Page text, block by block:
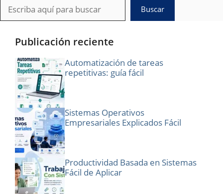
Buscar
Buscar
Publicación reciente
Automatización de tareas
repetitivas: guía fácil
Sistemas Operativos
Empresariales Explicados Fácil
Productividad Basada en Sistemas
Fácil de Aplicar